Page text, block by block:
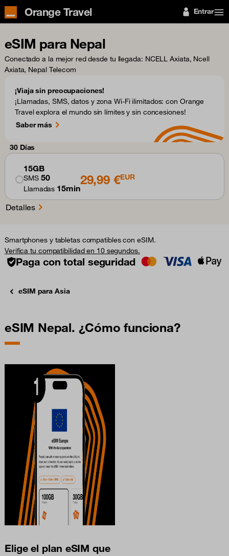
Orange Travel Entrar
eSIM para Nepal
Conectado a la mejor red desde tu llegada: NCELL Axiata, Ncell
Axiata, Nepal Telecom
¡Viaja sin preocupaciones!
¡Llamadas, SMS, datos y zona Wi-Fi ilimitados: con Orange
Travel explora el mundo sin límites y sin concesiones!
Saber más
30 Días
15GB
SMS 50
Llamadas 15min
29,99 €EUR
Detalles
Smartphones y tabletas compatibles con eSIM.
Verifica tu compatibilidad en 10 segundos.
Paga con total seguridad
eSIM para Asia
eSIM Nepal. ¿Cómo funciona?
Elige el plan eSIM que